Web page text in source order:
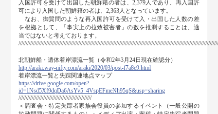
入国許可を受けて出国した朝鮮籍の者は、2,379人であり、再入国許
可により入国した朝鮮籍の者は、2,363人となっています。
なお、御質問のような再入国許可を受けて入・出国した人数の差
を根拠として、「事実上の拉致被害者」の数を推測することは、適
当ではないと考えております。
北朝鮮船・遺体着岸漂流一覧（令和2年3月24日現在確認分）
http://araki.way-nifty.com/araki/2020/03/post-f7a8e9.html
着岸漂流一覧と失踪関連地点マップ
https://drive.google.com/open?
id=1Nsd5Xf9dqDa6AsYv5_4VspEFmeNh95qS&usp=sharing
//////////////////////////////////////////////////
＜調査会・特定失踪者家族会役員の参加するイベント（一般公開の